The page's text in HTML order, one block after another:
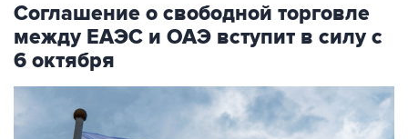
Соглашение о свободной торговле
между ЕАЭС и ОАЭ вступит в силу с
6 октября